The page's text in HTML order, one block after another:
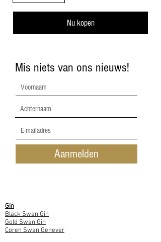
Nu kopen
Gin
Black Swan Gin
Gold Swan Gin
Coren Swan Genever
Mis niets van ons nieuws!
Aanmelden